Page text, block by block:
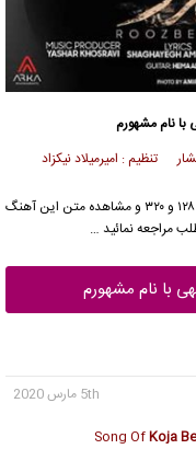
با نام مشهورم
تنظیم : امیرمیلاد نیکزاد
با کیفیت ۱۲۸ و ۳۲۰ و مشاهده متن این آهنگ
مراجعه نمائید …
با نام مشهورم
5th مارس 2020
Song OfKoja